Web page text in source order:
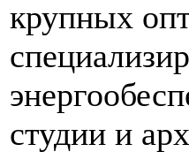
крупных
студии и